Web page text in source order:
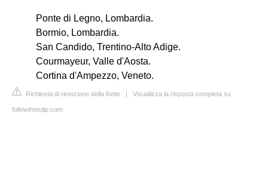
Ponte di Legno, Lombardia.
Bormio, Lombardia.
San Candido, Trentino-Alto Adige.
Courmayeur, Valle d'Aosta.
Cortina d'Ampezzo, Veneto.
Richiesta di rimozione della fonte | Visualizza la risposta completa su
followthetulip.com